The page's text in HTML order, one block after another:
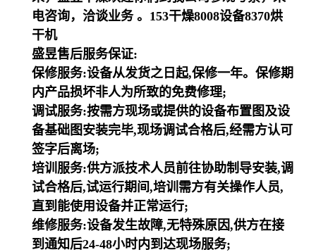
电咨询，洽谈业务 。153干燥8008设备8370烘
干机
盛昱售后服务保证:
保修服务:设备从发货之日起,保修一年。保修期
内产品损坏非人为所致的免费修理;
调试服务:按需方现场或提供的设备布置图及设
备基础图安装完毕,现场调试合格后,经需方认可
签字后离场;
培训服务:供方派技术人员前往协助制导安装,调
试合格后,试运行期间,培训需方有关操作人员,
直到能使用设备并正常运行;
维修服务:设备发生故障,无特殊原因,供方在接
到通知后24-48小时内到达现场服务;